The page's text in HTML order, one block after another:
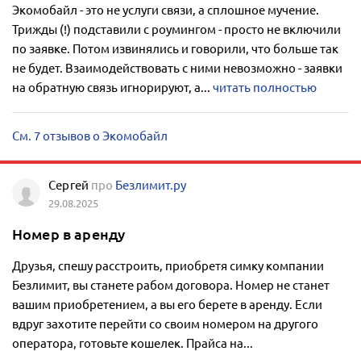
Экомобайл - это не услуги связи, а сплошное мучение.
Трижды (!) подставили с роумингом - просто не включили
по заявке. Потом извинялись и говорили, что больше так
не будет. Взаимодействовать с ними невозможно - заявки
на обратную связь игнорируют, а... читать полностью
См. 7 отзывов о Экомобайл
Сергей про Безлимит.ру
29.08.2025
Номер в аренду
Друзья, спешу расстроить, приобретя симку компании
Безлимит, вы станете рабом договора. Номер не станет
вашим приобретением, а вы его берете в аренду. Если
вдруг захотите перейти со своим номером на другого
оператора, готовьте кошелек. Прайса на...